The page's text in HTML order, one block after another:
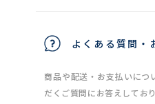
よくある質問・
商品や配送・お支払いにつ
だくご質問にお答えしており